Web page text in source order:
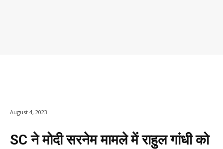
August 4, 2023
SC ने मोदी सरनेम मामले में राहुल गांधी को